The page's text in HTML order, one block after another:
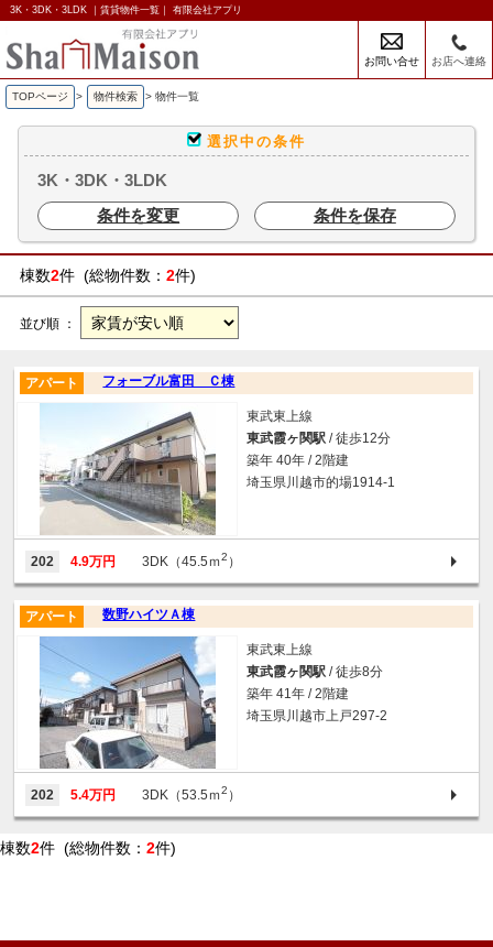
3K・3DK・3LDK ｜賃貸物件一覧｜ 有限会社アプリ
お問い合せ お店へ連絡
TOPページ > 物件検索 > 物件一覧
選択中の条件
3K・3DK・3LDK
条件を変更
条件を保存
棟数2件 (総物件数： 2件)
並び順 ：
フォーブル富田 Ｃ棟
アパート
東武東上線
東武霞ヶ関駅 / 徒歩12分
築年 40年 / 2階建
埼玉県川越市的場1914-1
202 4.9万円 3DK（45.5ｍ2 ）
数野ハイツＡ棟
アパート
東武東上線
東武霞ヶ関駅 / 徒歩8分
築年 41年 / 2階建
埼玉県川越市上戸297-2
202 5.4万円 3DK（53.5ｍ2 ）
棟数2件 (総物件数： 2件)